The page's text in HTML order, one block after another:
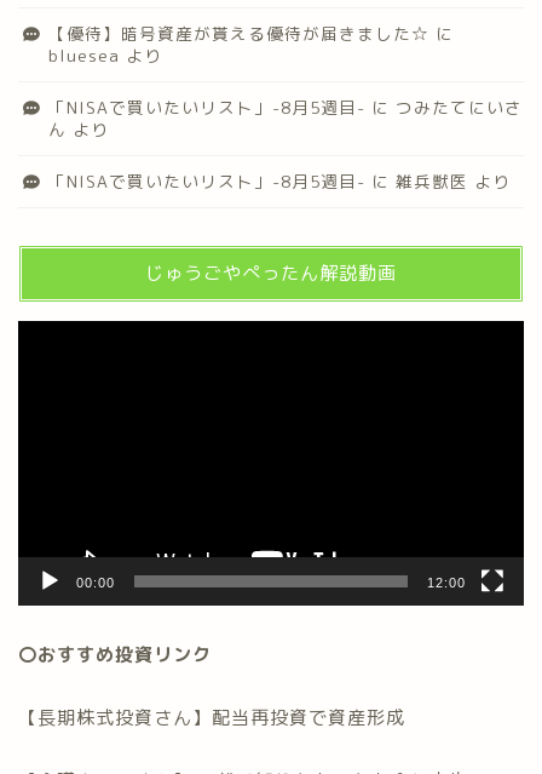
【優待】暗号資産が貰える優待が届きました☆ に
bluesea より
「NISAで買いたいリスト」-8月5週目- に つみたてにいさ
ん より
「NISAで買いたいリスト」-8月5週目- に 雑兵獣医 より
じゅうごやぺったん解説動画
00:00 12:00
〇おすすめ投資リンク
【長期株式投資さん】配当再投資で資産形成